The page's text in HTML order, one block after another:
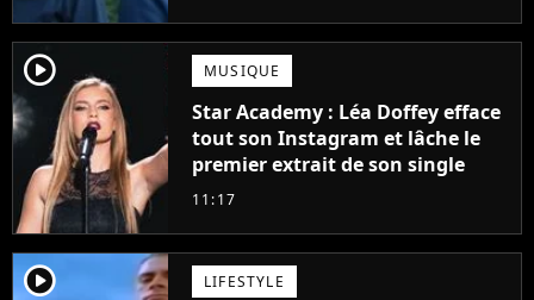
player2 MUSIQUE
Star Academy : Léa Doffey efface
tout son Instagram et lâche le
premier extrait de son single
11:17
player2 LIFESTYLE